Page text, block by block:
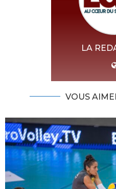
LA
VOUS